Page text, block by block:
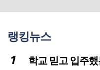
랭킹뉴스
학교 믿고 입주했는